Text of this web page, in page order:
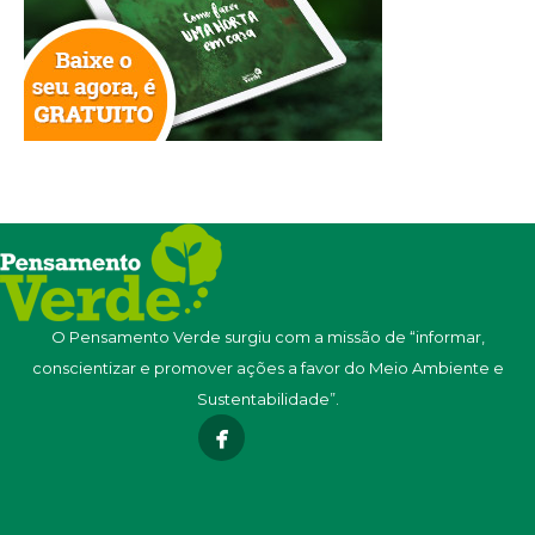
O Pensamento Verde surgiu com a missão de “informar,
conscientizar e promover ações a favor do Meio Ambiente e
Sustentabilidade”.